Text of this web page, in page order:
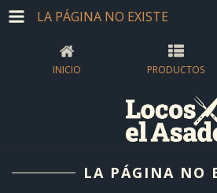
LA PÁGINA NO EXISTE
INICIO PRODUCTOS
LA PÁGINA NO